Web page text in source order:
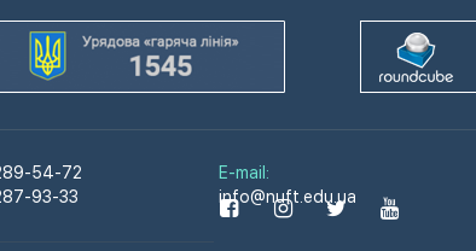
54-72
93-33
E-mail:
info@nuft.edu.ua